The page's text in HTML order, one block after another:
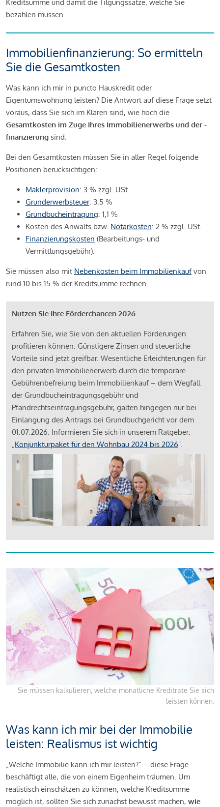
Kreditsumme und damit die Tilgungssätze, welche Sie
bezahlen müssen.
Immobilienfinanzierung: So ermitteln
Sie die Gesamtkosten
Was kann ich mir in puncto Hauskredit oder
Eigentumswohnung leisten? Die Antwort auf diese Frage setzt
voraus, dass Sie sich im Klaren sind, wie hoch die
Gesamtkosten im Zuge Ihres Immobilienerwerbs und der -
finanzierung sind.
Bei den Gesamtkosten müssen Sie in aller Regel folgende
Positionen berücksichtigen:
Maklerprovision: 3 % zzgl. USt.
Grunderwerbsteuer: 3,5 %
Grundbucheintragung: 1,1 %
Kosten des Anwalts bzw. Notarkosten: 2 % zzgl. USt.
Finanzierungskosten (Bearbeitungs- und
Vermittlungsgebühr).
Sie müssen also mit Nebenkosten beim Immobilienkaufvon
rund 10 bis 15 % der Kreditsumme rechnen.
Nutzen Sie Ihre Förderchancen 2026
Erfahren Sie, wie Sie von den aktuellen Förderungen
profitieren können: Günstigere Zinsen und steuerliche
Vorteile sind jetzt greifbar. Wesentliche Erleichterungen für
den privaten Immobilienerwerb durch die temporäre
Gebührenbefreiung beim Immobilienkauf – dem Wegfall
der Grundbucheintragungsgebühr und
Pfandrechtseintragungsgebühr, galten hingegen nur bei
Einlangung des Antrags bei Grundbuchgericht vor dem
01.07.2026. Informieren Sie sich in unserem Ratgeber:
„Konjunkturpaket für den Wohnbau 2024 bis 2026".
Sie müssen kalkulieren, welche monatliche Kreditrate Sie sich
leisten können.
Was kann ich mir bei der Immobilie
leisten: Realismus ist wichtig
„Welche Immobilie kann ich mir leisten?“ – diese Frage
beschäftigt alle, die von einem Eigenheim träumen. Um
realistisch einschätzen zu können, welche Kreditsumme
möglich ist, sollten Sie sich zunächst bewusst machen, wie